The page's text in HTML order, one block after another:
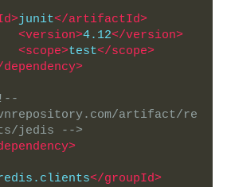
junit</artifactId>
<version>4.12</version>
<scope>test</scope>
artifact/re
jedis -->
</groupId>